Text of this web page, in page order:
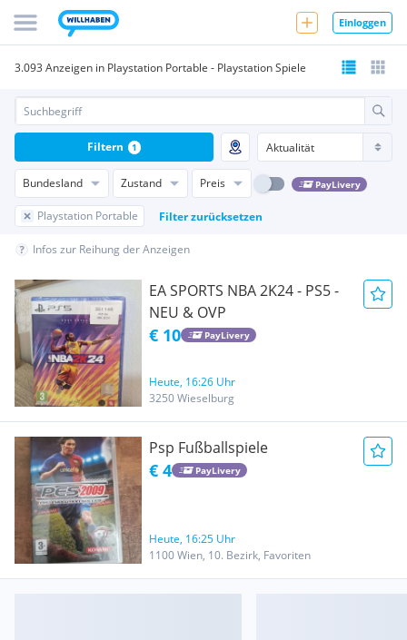
Einloggen
3.093 Anzeigen in Playstation Portable - Playstation Spiele
Bundesland Zustand Preis PayLivery
Playstation Portable Filter zurücksetzen
Filtern 1
Infos zur Reihung der Anzeigen
EA SPORTS NBA 2K24 - PS5 -
NEU & OVP
€ 10 PayLivery
Heute, 16:26 Uhr
3250 Wieselburg
Psp Fußballspiele
€ 4 PayLivery
Heute, 16:25 Uhr
1100 Wien, 10. Bezirk, Favoriten